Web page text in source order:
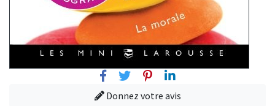
FacebookTwitterPinterest
Linkedin
Donnez votre avis